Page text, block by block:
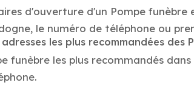
d'ouverture d'un Pompe
le numéro de téléphone ou
les plus recommandées des
funèbre les plus recommandés